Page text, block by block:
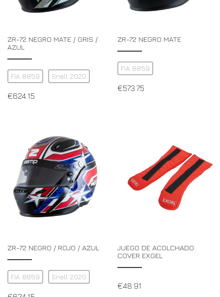
ZR-72 NEGRO MATE / GRIS /
AZUL
FIA 8859 Snell 2020
€624.15
ZR-72 NEGRO MATE
FIA 8859
€573.75
ZR-72 NEGRO / ROJO / AZUL
FIA 8859 Snell 2020
JUEGO DE ACOLCHADO
COVER EXGEL
€48.91